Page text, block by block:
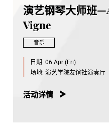
演艺钢琴大师班
Vigne
音乐
日期: 06 Apr (Fri)
场地: 演艺学院友谊社演奏厅
活动详情